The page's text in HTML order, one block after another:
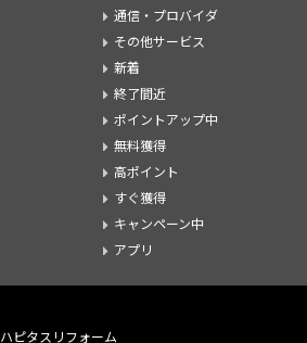
通信・プロバイダ
その他サービス
新着
終了間近
ポイントアップ中
無料獲得
高ポイント
すぐ獲得
キャンペーン中
アプリ
ハピタスリフォーム